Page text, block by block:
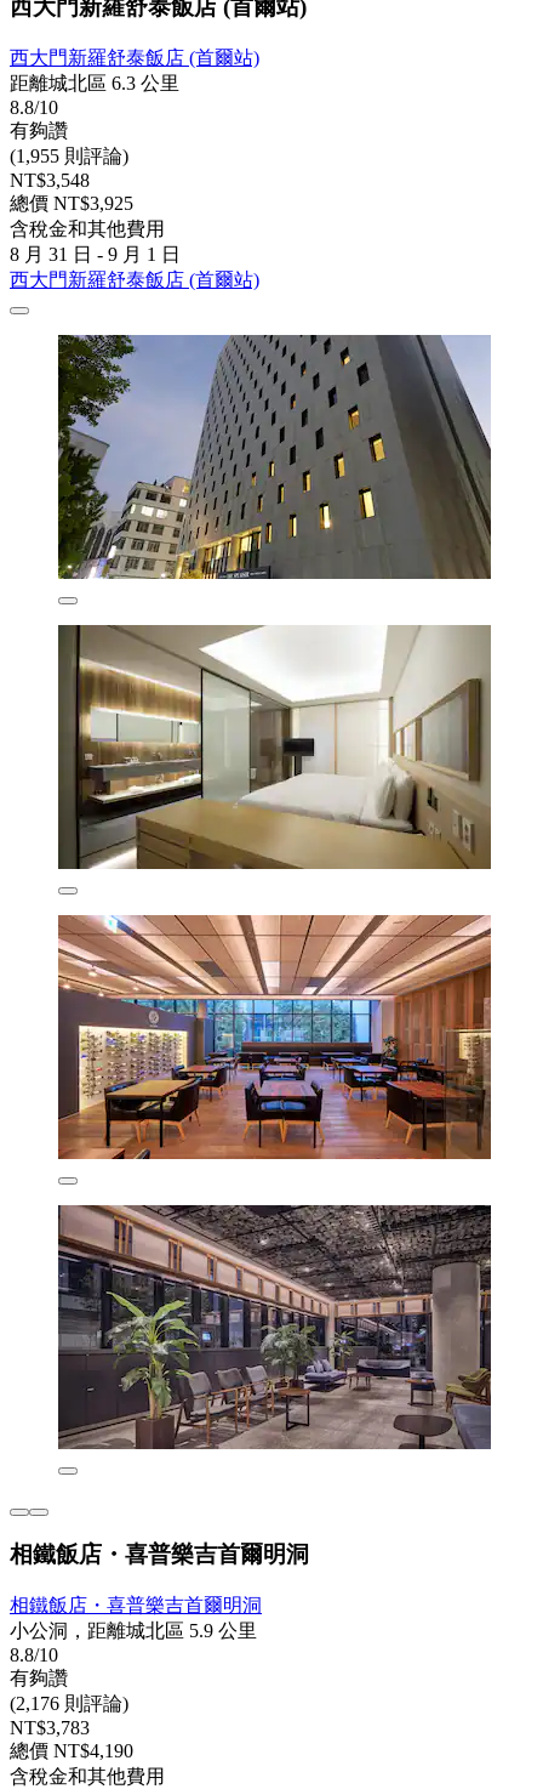
西大門新羅舒泰飯店 (首爾站)
西大門新羅舒泰飯店 (首爾站)
距離城北區 6.3 公里
8.8/10
有夠讚
(1,955 則評論)
NT$3,548
總價 NT$3,925
含稅金和其他費用
8 月 31 日 - 9 月 1 日
西大門新羅舒泰飯店 (首爾站)
相鐵飯店・喜普樂吉首爾明洞
相鐵飯店・喜普樂吉首爾明洞
小公洞，距離城北區 5.9 公里
8.8/10
有夠讚
(2,176 則評論)
NT$3,783
總價 NT$4,190
含稅金和其他費用